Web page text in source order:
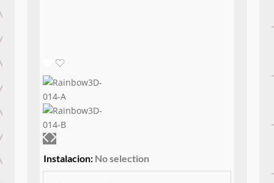
Instalacion: No selection